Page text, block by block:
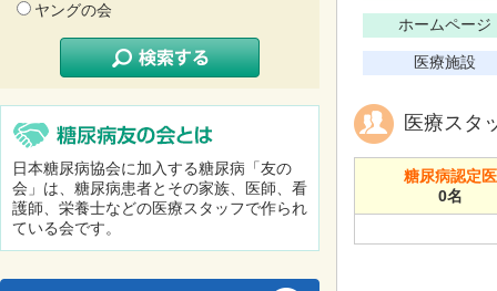
ヤングの会
日本糖尿病協会に加入する糖尿病「友の
会」は、糖尿病患者とその家族、医師、看
護師、栄養士などの医療スタッフで作られ
ている会です。
ホームページ
医療施設
医療スタ
糖尿病認定医
0名